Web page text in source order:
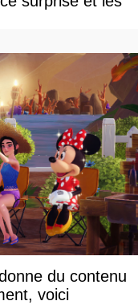
du contenu
voici